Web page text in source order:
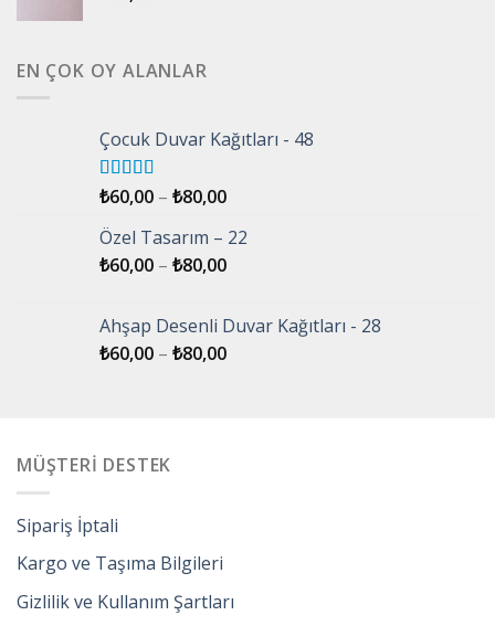
EN ÇOK OY ALANLAR
Çocuk Duvar Kağıtları - 48
5 üzerinden
5.00oy aldı
₺60,00 – ₺80,00
Özel Tasarım – 22
₺60,00 – ₺80,00
Ahşap Desenli Duvar Kağıtları - 28
₺60,00 – ₺80,00
MÜŞTERİ DESTEK
Sipariş İptali
Kargo ve Taşıma Bilgileri
Gizlilik ve Kullanım Şartları